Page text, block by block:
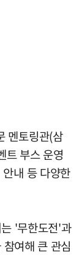
멘토링관(삼
트 부스 운영
내 등 다양한
'무한도전'과
여해 큰 관심